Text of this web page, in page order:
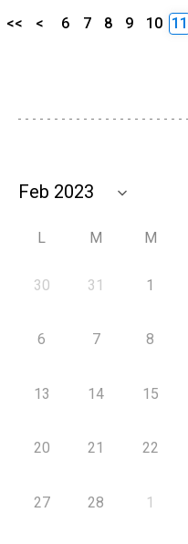
<< < 6 7 8 9 10 11
L M M
30 31 1
6 7 8
13 14 15
20 21 22
27 28 1